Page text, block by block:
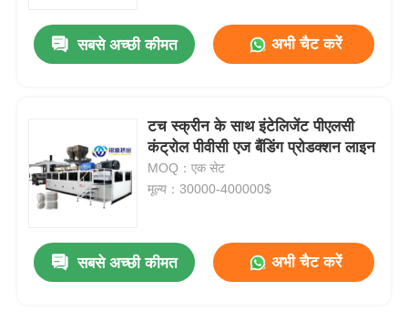
सबसे अच्छी कीमत अभी चैट करें
टच स्क्रीन के साथ इंटेलिजेंट पीएलसी
कंट्रोल पीवीसी एज बैंडिंग प्रोडक्शन लाइन
MOQ：एक सेट
मूल्य：30000-400000$
सबसे अच्छी कीमत अभी चैट करें